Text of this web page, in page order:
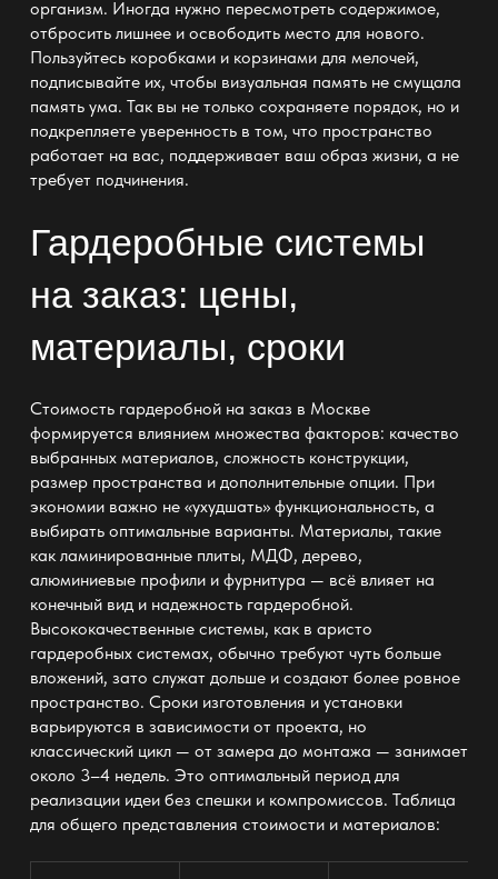
организм. Иногда нужно пересмотреть содержимое,
отбросить лишнее и освободить место для нового.
Пользуйтесь коробками и корзинами для мелочей,
подписывайте их, чтобы визуальная память не смущала
память ума. Так вы не только сохраняете порядок, но и
подкрепляете уверенность в том, что пространство
работает на вас, поддерживает ваш образ жизни, а не
требует подчинения.
Гардеробные системы
на заказ: цены,
материалы, сроки
Стоимость гардеробной на заказ в Москве
формируется влиянием множества факторов: качество
выбранных материалов, сложность конструкции,
размер пространства и дополнительные опции. При
экономии важно не «ухудшать» функциональность, а
выбирать оптимальные варианты. Материалы, такие
как ламинированные плиты, МДФ, дерево,
алюминиевые профили и фурнитура — всё влияет на
конечный вид и надежность гардеробной.
Высококачественные системы, как в аристо
гардеробных системах, обычно требуют чуть больше
вложений, зато служат дольше и создают более ровное
пространство. Сроки изготовления и установки
варьируются в зависимости от проекта, но
классический цикл — от замера до монтажа — занимает
около 3–4 недель. Это оптимальный период для
реализации идеи без спешки и компромиссов. Таблица
для общего представления стоимости и материалов: